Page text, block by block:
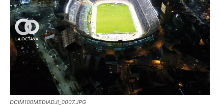
DCIM100MEDIADJI_0007.JPG